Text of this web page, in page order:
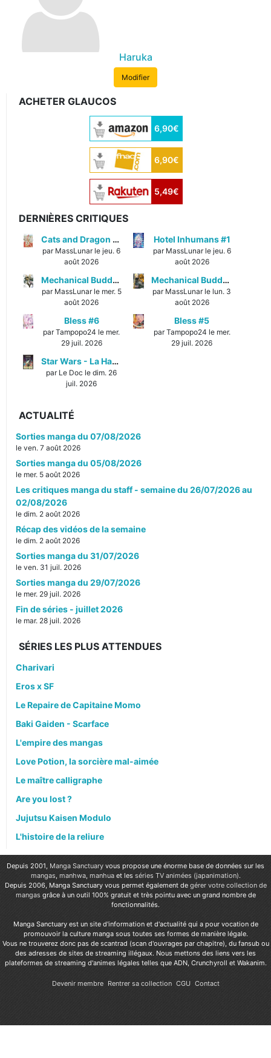
Haruka
Modifier
ACHETER GLAUCOS
6,90€
6,90€
5,49€
DERNIÈRES CRITIQUES
Cats and Dragon #3
par MassLunar le jeu. 6
août 2026
Hotel Inhumans #1
par MassLunar le jeu. 6
août 2026
Mechanical Buddy Universe #1
par MassLunar le mer. 5
août 2026
Mechanical Buddy Universe #0
par MassLunar le lun. 3
août 2026
Bless #6
par Tampopo24 le mer.
29 juil. 2026
Bless #5
par Tampopo24 le mer.
29 juil. 2026
Star Wars - La Haute République - Un équilibre fragile
par Le Doc le dim. 26
juil. 2026
ACTUALITÉ
Sorties manga du 07/08/2026
le ven. 7 août 2026
Sorties manga du 05/08/2026
le mer. 5 août 2026
Les critiques manga du staff - semaine du 26/07/2026 au
02/08/2026
le dim. 2 août 2026
Récap des vidéos de la semaine
le dim. 2 août 2026
Sorties manga du 31/07/2026
le ven. 31 juil. 2026
Sorties manga du 29/07/2026
le mer. 29 juil. 2026
Fin de séries - juillet 2026
le mar. 28 juil. 2026
SÉRIES LES PLUS ATTENDUES
Charivari
Eros x SF
Le Repaire de Capitaine Momo
Baki Gaiden - Scarface
L'empire des mangas
Love Potion, la sorcière mal-aimée
Le maître calligraphe
Are you lost ?
Jujutsu Kaisen Modulo
L'histoire de la reliure
Depuis 2001, Manga Sanctuary vous propose une énorme base de données sur les
mangas, manhwa, manhuaet les séries TV animées (japanimation).
Depuis 2006, Manga Sanctuary vous permet également de gérer votre collection de
mangas grâce à un outil 100% gratuit et très pointu avec un grand nombre de
fonctionnalités.
Manga Sanctuary est un site d'information et d'actualité qui a pour vocation de
promouvoir la culture manga sous toutes ses formes de manière légale.
Vous ne trouverez donc pas de scantrad (scan d'ouvrages par chapitre), du fansub ou
des adresses de sites de streaming illégaux. Nous mettons des liens vers les
plateformes de streaming d'animes légales telles que ADN, Crunchyroll et Wakanim.
Devenir membre Rentrer sa collection CGU Contact